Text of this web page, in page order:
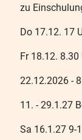
zu
Do 17.12. 17
Fr 18.12. 8.30
22.12.2026 -
11. - 29.1.27
Sa 16.1.27 9-